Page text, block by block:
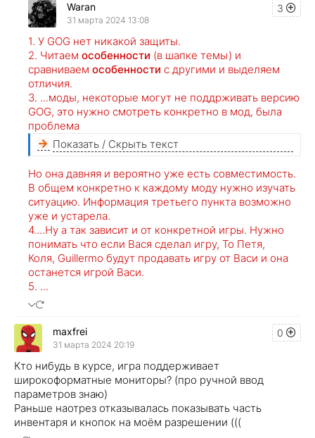
3
Waran
31 марта 2024 13:08
1. У GOG нет никакой защиты.
2. Читаем особенности (в шапке темы) и
сравниваем особенности с другими и выделяем
отличия.
3. ...моды, некоторые могут не поддрживать версию
GOG, это нужно смотреть конкретно в мод, была
проблема
Показать / Скрыть текст
Но она давняя и вероятно уже есть совместимость.
В общем конкретно к каждому моду нужно изучать
ситуацию. Информация третьего пункта возможно
уже и устарела.
4....Ну а так зависит и от конкретной игры. Нужно
понимать что если Вася сделал игру, То Петя,
Коля, Guillermo будут продавать игру от Васи и она
останется игрой Васи.
5. ...
0
maxfrei
31 марта 2024 20:19
Кто нибудь в курсе, игра поддерживает
широкоформатные мониторы? (про ручной ввод
параметров знаю)
Раньше наотрез отказывалась показывать часть
инвентаря и кнопок на моём разрешении (((